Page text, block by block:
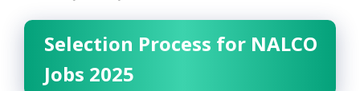
Selection Process for NALCO
Jobs 2025